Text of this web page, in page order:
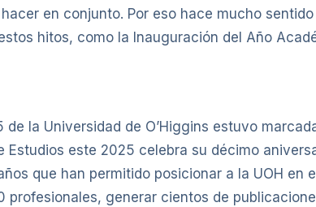
en conjunto. Por eso hace mucho
hitos, como la Inauguración del Año
la Universidad de O’Higgins estuvo
Estudios este 2025 celebra su décimo
que han permitido posicionar a la UOH en
profesionales, generar cientos de